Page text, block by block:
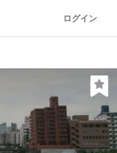
ログイン